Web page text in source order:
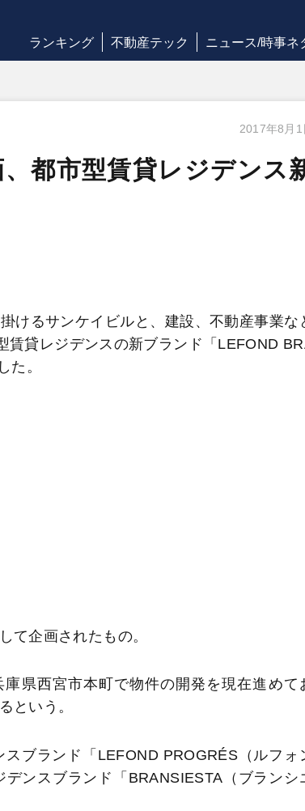
ランキング 不動産テック ニュース/時事ネ
2017年8月1
都市型賃貸レジデンス
けるサンケイビルと、建設、不動産事業な
賃貸レジデンスの新ブランド「LEFOND
た。
て企画されたもの。
県西宮市本町で物件の開発を現在進めて
という。
ブランド「LEFOND PROGRÉS（ルフォ
ンスブランド「BRANSIESTA（ブランシ